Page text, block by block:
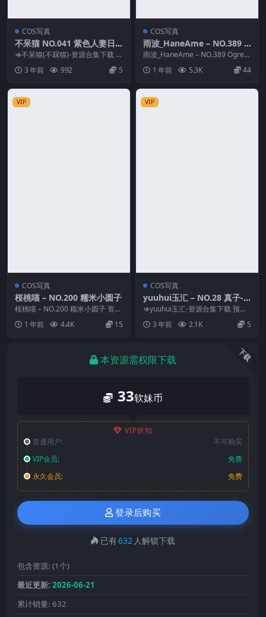
COS写真
不呆猫 NO.041 紫色人妻日
常[33P1V-627M]
⇒不呆猫(不槑猫)-资源合集下载 预
览图片 资源简介 「资源名称」：
不呆猫 NO...
3 年前 992 5
COS写真
雨波_HaneAme – NO.389 O
gre绘师 圣处理修女 彼得罗
涅
雨波_HaneAme – NO.389 Ogre绘
师 圣处理修女 彼得罗涅 资源...
1 年前 5.3K 44
VIP
COS写真
桜桃喵 – NO.200 糯米小圆子
桜桃喵 – NO.200 糯米小圆子 资源
简介 「资源名称」：桜桃喵 – N
O....1 年前 4.4K 15
VIP
COS写真
yuuhui玉汇 – NO.28 真子-
和服抹油[82P-1.42G]
⇒yuuhui玉汇-资源合集下载 预览
图片 资源简介 「资源名称」：yuu
hui...3 年前 2.1K 5
下载
本资源需权限下载
33软妹币
VIP折扣
普通用户:
不可购买
VIP会员:
免费
永久会员:
免费
登录后购买
已有632 人解锁下载
包含资源: (1个)
最近更新: 2026-06-21
累计销量: 632